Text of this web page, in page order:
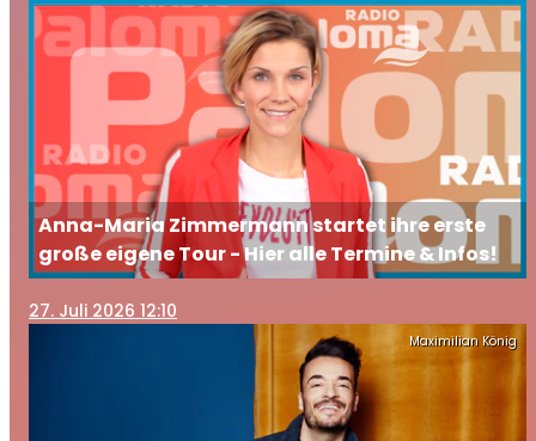
Anna-Maria Zimmermann startet ihre erste
große eigene Tour - Hier alle Termine & Infos!
27. Juli 2026 12:10
Maximilian König